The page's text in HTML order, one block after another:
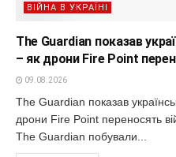
ВІЙНА В УКРАЇНІ
The Guardian показав
– як дрони Fire Point
09.08.2026
The Guardian показав
дрони Fire Point переносять
The Guardian побували...